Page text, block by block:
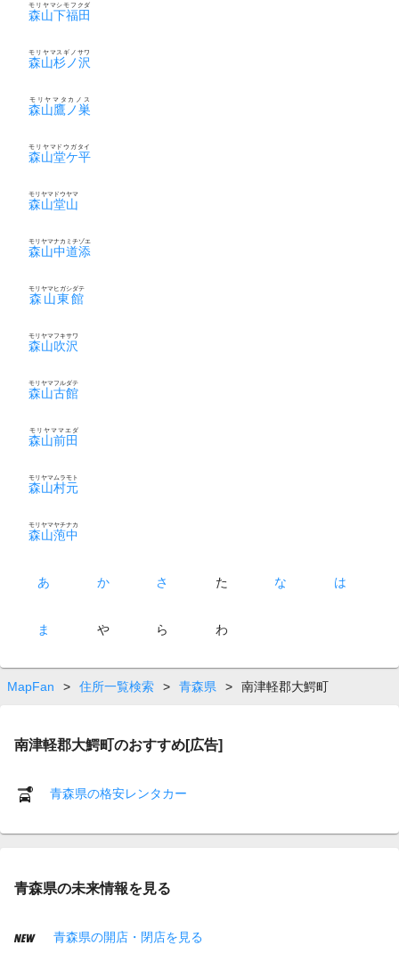
森山下福田
モリヤマシモフクダ
森山杉ノ沢
モリヤマスギノサワ
森山鷹ノ巣
モリヤマタカノス
森山堂ケ平
モリヤマドウガタイ
森山堂山
モリヤマドウヤマ
森山中道添
モリヤマナカミチゾエ
森山東館
モリヤマヒガシダテ
森山吹沢
モリヤマフキサワ
森山古館
モリヤマフルダテ
森山前田
モリヤママエダ
森山村元
モリヤマムラモト
森山萢中
モリヤマヤチナカ
あ か さ た な は
ま や ら わ
MapFan > 住所一覧検索 > 青森県 > 南津軽郡大鰐町
南津軽郡大鰐町のおすすめ[広告]
青森県の格安レンタカー
青森県の未来情報を見る
青森県の開店・閉店を見る